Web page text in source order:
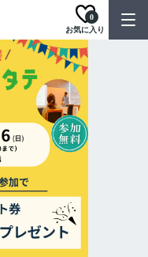
お気に入り
0